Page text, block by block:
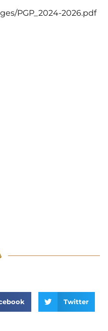
PGP_2024-2026.pdf
Twitter